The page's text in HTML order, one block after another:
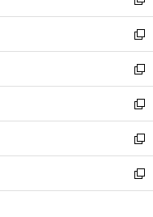
開
く
ウ
で
開
く
ン
ド
ウ
で
開
く
ウ
ィ
ン
ド
ウ
で
開
く
し
い
ウ
ィ
ン
ド
ウ
で
開
く
新
し
い
ウ
ィ
ン
ド
ウ
で
開
新
し
い
ウ
ィ
ン
ド
ウ
新
し
い
ウ
ィ
ン
新
し
い
ウ
新
し